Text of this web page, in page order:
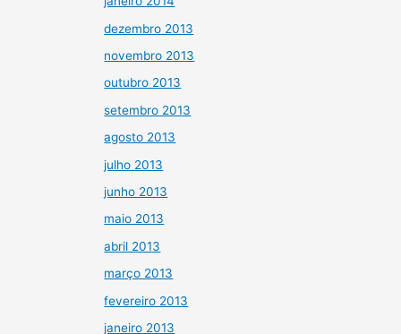
dezembro 2013
novembro 2013
outubro 2013
setembro 2013
agosto 2013
julho 2013
junho 2013
maio 2013
abril 2013
março 2013
fevereiro 2013
janeiro 2013